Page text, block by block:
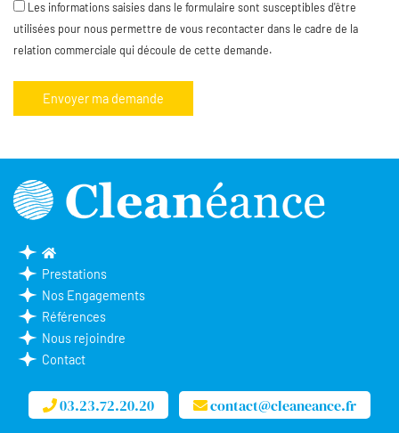
Les informations saisies dans le formulaire sont susceptibles d'être
utilisées pour nous permettre de vous recontacter dans le cadre de la
relation commerciale qui découle de cette demande.
Prestations
Nos Engagements
Références
Nous rejoindre
Contact
03.23.72.20.20 contact@cleaneance.fr